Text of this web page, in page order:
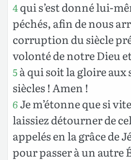
4qui s’est donné lui-
péchés, afin de nous
corruption du siècle
volonté de notre Dieu
5à qui soit la gloire aux
siècles ! Amen !
6 Je m’étonne que si
laissiez détourner de
appelés en la grâce de
pour passer à un autre